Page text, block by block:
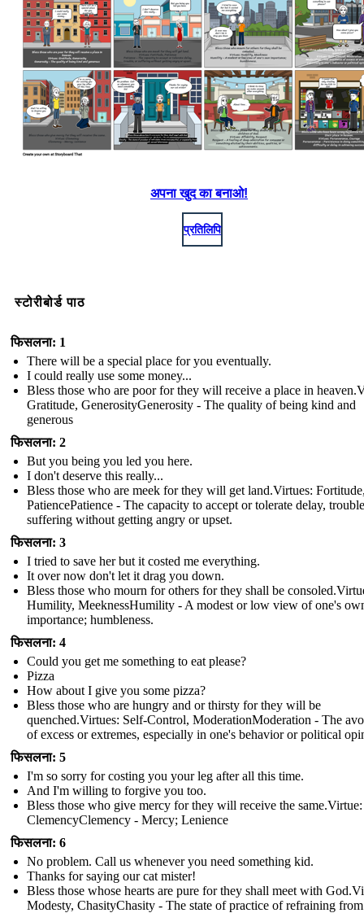
अपना खुद का बनाओ!
प्रतिलिपि
स्टोरीबोर्ड पाठ
फिसलना: 1
There will be a special place for you eventually.
I could really use some money...
Bless those who are poor for they will receive a place in
Gratitude, GenerosityGenerosity - The quality of being kind and
generous
फिसलना: 2
But you being you led you here.
I don't deserve this really...
Bless those who are meek for they will get land.Virtues:
PatiencePatience - The capacity to accept or tolerate delay,
suffering without getting angry or upset.
फिसलना: 3
I tried to save her but it costed me everything.
It over now don't let it drag you down.
Bless those who mourn for others for they shall be
Humility, MeeknessHumility - A modest or low view of one's
importance; humbleness.
फिसलना: 4
Could you get me something to eat please?
Pizza
How about I give you some pizza?
Bless those who are hungry and or thirsty for they will be
quenched.Virtues: Self-Control, ModerationModeration - The
of excess or extremes, especially in one's behavior or political
फिसलना: 5
I'm so sorry for costing you your leg after all this time.
And I'm willing to forgive you too.
Bless those who give mercy for they will receive the same.Virtue:
ClemencyClemency - Mercy; Lenience
फिसलना: 6
No problem. Call us whenever you need something kid.
Thanks for saying our cat mister!
Bless those whose hearts are pure for they shall meet with
Modesty, ChasityChasity - The state of practice of refraining from